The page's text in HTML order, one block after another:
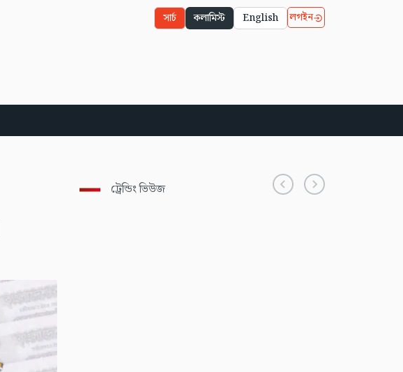
সার্চ কলামিস্ট English লগইন
ট্রেন্ডিং ভিউজ